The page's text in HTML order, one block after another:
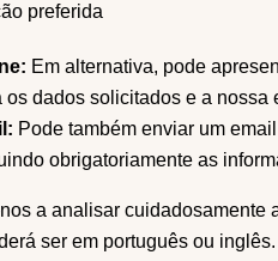
preferida
Em alternativa, pode
os dados solicitados e a
Pode também enviar um
obrigatoriamente as
a analisar cuidadosamente
ser em português ou